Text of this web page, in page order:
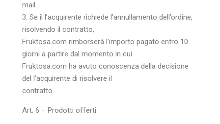
mail.
3. Se il l’acquirente richiede l’annullamento dell’ordine,
risolvendo il contratto,
Fruktosa.com rimborserà l’importo pagato entro 10
giorni a partire dal momento in cui
Fruktosa.com ha avuto conoscenza della decisione
del l’acquirente di risolvere il
contratto.
Art. 6 – Prodotti offerti